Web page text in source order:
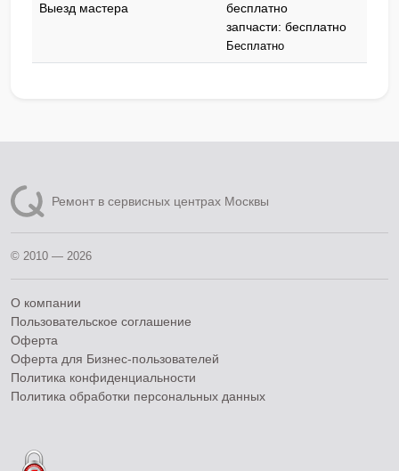
Выезд мастера
бесплатно
запчасти: бесплатно
Бесплатно
Ремонт в сервисных центрах Москвы
© 2010 — 2026
О компании
Пользовательское соглашение
Оферта
Оферта для Бизнес-пользователей
Политика конфиденциальности
Политика обработки персональных данных